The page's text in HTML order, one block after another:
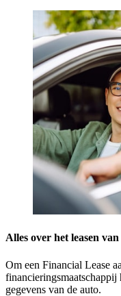
Alles over het leasen
Om een Financial Lease
gegevens van de auto.